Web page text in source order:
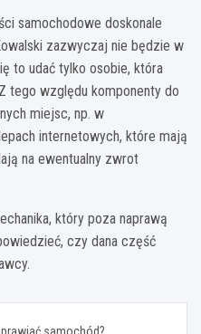
samochodowe doskonale
zazwyczaj nie będzie w
to udać tylko osobie, która
tego względu komponenty do
miejsc, np. w
internetowych, które mają
na ewentualny zwrot
który poza naprawą
czy dana część
samochód?